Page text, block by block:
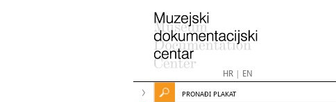
HR| EN
PRONAĐI PLAKAT